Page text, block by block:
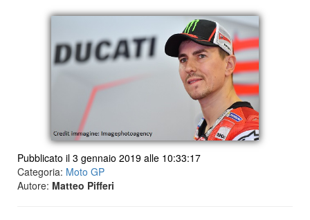
Pubblicato il 3 gennaio 2019 alle 10:33:17
Categoria: Moto GP
Autore: Matteo Pifferi